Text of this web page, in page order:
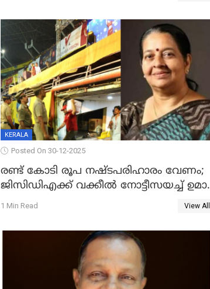
KERALA
Posted On 30-12-2025
രണ്ട് കോടി രൂപ നഷ്ടപരിഹാരം വേണം;
ജിസിഡിഎക്ക് വക്കീൽ നോട്ടീസയച്ച് ഉമാ
തോമസ്
1 Min Read View All